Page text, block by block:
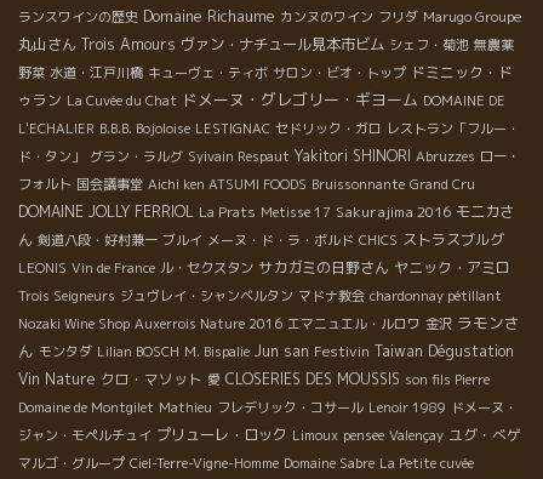
ランスワインの歴史 Domaine Richaume カンヌのワイン フリダ Marugo Groupe
丸山さん Trois Amours ヴァン・ナチュール見本市ビム シェフ・菊池 無農薬
野菜 水道・江戸川橋 キューヴェ・ティボ サロン・ビオ・トップ ドミニック・ド
ゥラン La Cuvée du Chat ドメーヌ・グレゴリー・ギヨーム DOMAINE DE
L'ECHALIER B.B.B. Bojoloise LESTIGNAC セドリック・ガロ レストラン「フルー・
ド・タン」
グラン・ラルグ Syivain Respaut Yakitori SHINORI Abruzzes ロー・
フォルト 国会議事堂 Aichi ken ATSUMI FOODS Bruissonnante Grand Cru
DOMAINE JOLLY FERRIOL La Prats Metisse 17 Sakurajima 2016 モニカさ
ん 剣道八段・好村兼一 ブルイ メーヌ・ド・ラ・ボルド CHICS ストラスブルグ
LEONIS Vin de France ル・セクスタン サカガミの日野さん ヤニック・アミロ
Trois Seigneurs ジュヴレイ・シャンベルタン マドナ教会 chardonnay pétillant
Nozaki Wine Shop Auxerrois Nature 2016 エマニュエル・ルロワ 金沢 ラモンさ
ん モンタダ Lilian BOSCH M. Bispalie Jun san Festivin Taiwan Dégustation
Vin Nature クロ・マソット 愛 CLOSERIES DES MOUSSIS son fils Pierre
Domaine de Montgilet Mathieu フレデリック・コサール Lenoir 1989 ドメーヌ・
ジャン・モペルチュイ プリューレ・ロック Limoux pensee Valençay ユグ・べゲ
マルゴ・グループ Ciel-Terre-Vigne-Homme Domaine Sabre La Petite cuvée